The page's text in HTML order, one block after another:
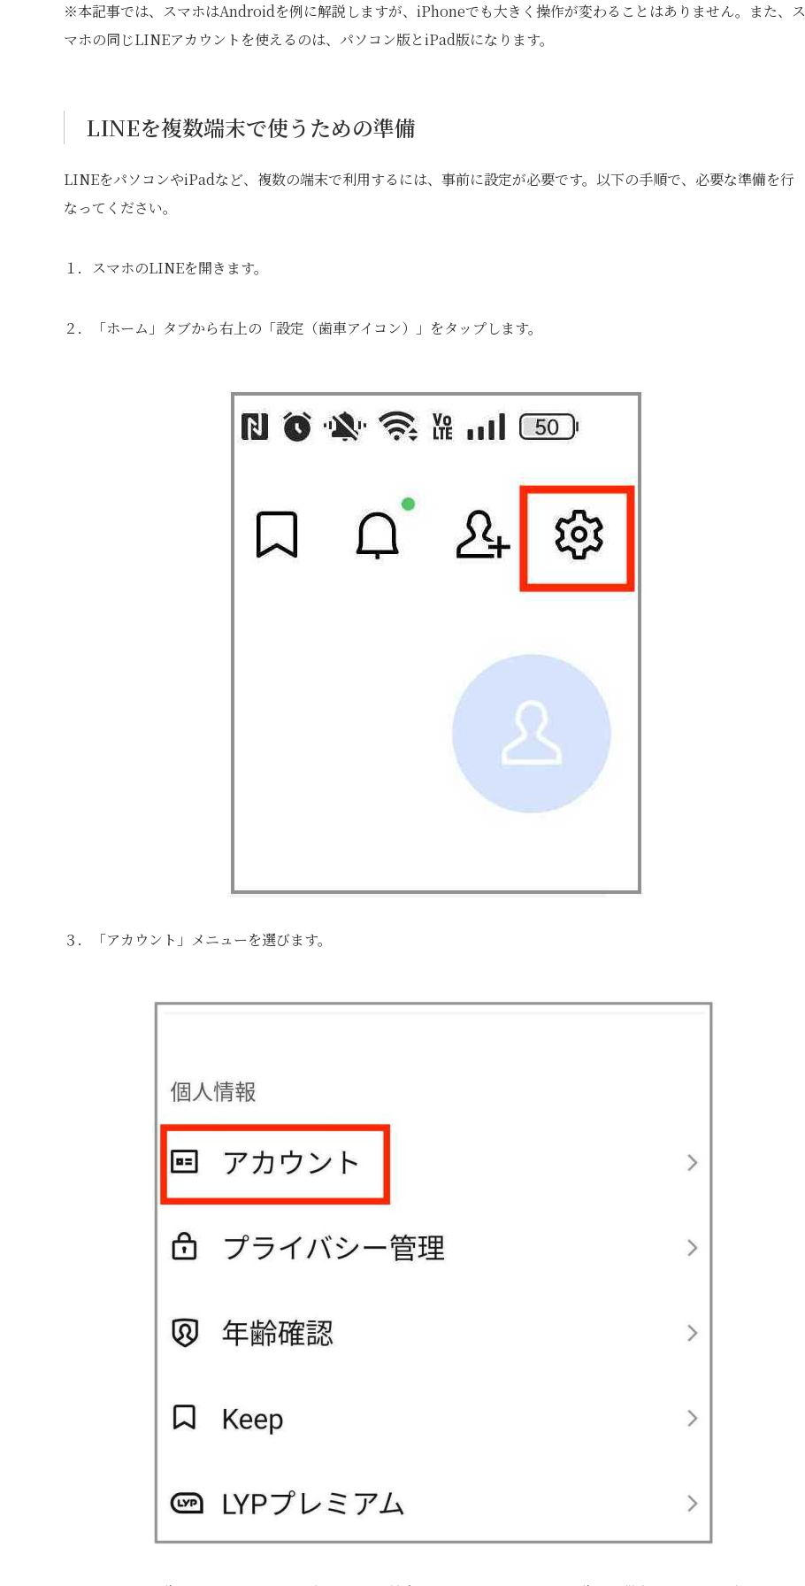
※本記事では、スマホはAndroidを例に解説しますが、iPhoneでも大きく操作が変わることはありません。また、ス
マホの同じLINEアカウントを使えるのは、パソコン版とiPad版になります。
LINEを複数端末で使うための準備
LINEをパソコンやiPadなど、複数の端末で利用するには、事前に設定が必要です。以下の手順で、必要な準備を行
なってください。
１．スマホのLINEを開きます。
２．「ホーム」タブから右上の「設定（歯車アイコン）」をタップします。
３．「アカウント」メニューを選びます。